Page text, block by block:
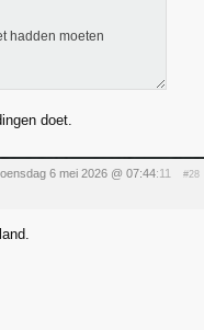
hadden moeten
doet.
6 mei 2026 @ 07:44:11 #28